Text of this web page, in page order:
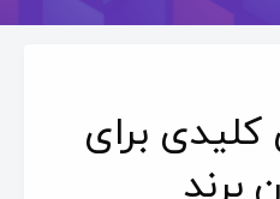
کلیدی برای
برند